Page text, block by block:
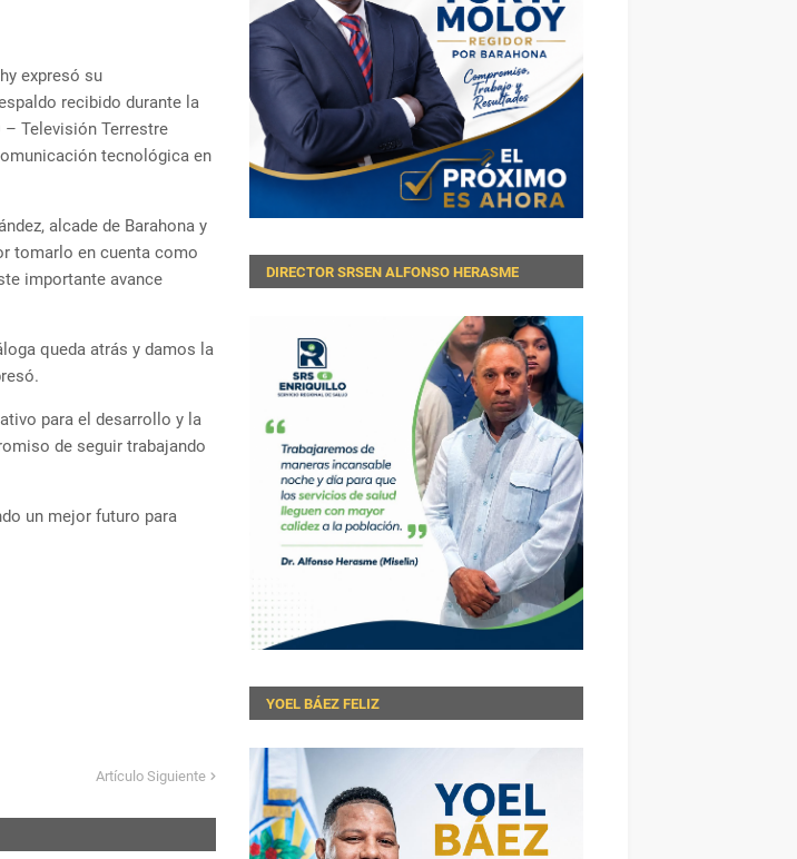
expresó su
recibido durante la
Televisión Terrestre
tecnológica en
alcade de Barahona y
tomarlo en cuenta como
importante avance
queda atrás y damos la
para el desarrollo y la
de seguir trabajando
un mejor futuro para
Artículo Siguiente
DIRECTOR SRSEN ALFONSO HERASME
YOEL BÁEZ FELIZ